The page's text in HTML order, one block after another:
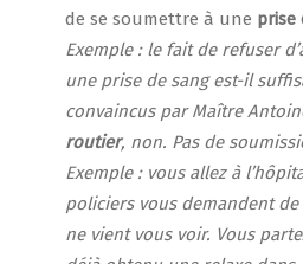
de se soumettre à une prise
Exemple : le fait de refuser
une prise de sang est-il
convaincus par Maître
routier, non. Pas de
Exemple : vous allez à
policiers vous demandent
ne vient vous voir. Vous